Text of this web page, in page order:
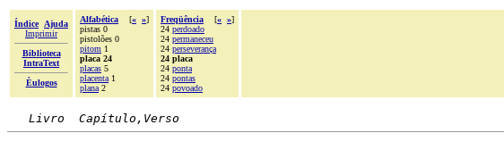
Índice
Ajuda
Imprimir
Biblioteca
IntraText
Èulogos
Alfabética [« »]
pistas 0
pistolões 0
pitom 1
placa 24
placas 5
placenta 1
plana 2
Freqüência [« »]
24 perdoado
24 permaneceu
24 perseverança
24 placa
24 ponta
24 pontas
24 povoado
Livro  Capítulo,Verso